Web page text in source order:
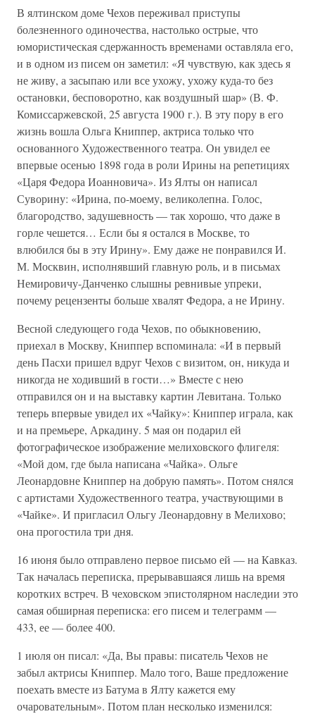
В ялтинском доме Чехов переживал приступы
болезненного одиночества, настолько острые, что
юмористическая сдержанность временами оставляла его,
и в одном из писем он заметил: «Я чувствую, как здесь я
не живу, а засыпаю или все ухожу, ухожу куда-то без
остановки, бесповоротно, как воздушный шар» (В. Ф.
Комиссаржевской, 25 августа 1900 г.). В эту пору в его
жизнь вошла Ольга Книппер, актриса только что
основанного Художественного театра. Он увидел ее
впервые осенью 1898 года в роли Ирины на репетициях
«Царя Федора Иоанновича». Из Ялты он написал
Суворину: «Ирина, по-моему, великолепна. Голос,
благородство, задушевность — так хорошо, что даже в
горле чешется… Если бы я остался в Москве, то
влюбился бы в эту Ирину». Ему даже не понравился И.
М. Москвин, исполнявший главную роль, и в письмах
Немировичу-Данченко слышны ревнивые упреки,
почему рецензенты больше хвалят Федора, а не Ирину.
Весной следующего года Чехов, по обыкновению,
приехал в Москву, Книппер вспоминала: «И в первый
день Пасхи пришел вдруг Чехов с визитом, он, никуда и
никогда не ходивший в гости…» Вместе с нею
отправился он и на выставку картин Левитана. Только
теперь впервые увидел их «Чайку»: Книппер играла, как
и на премьере, Аркадину. 5 мая он подарил ей
фотографическое изображение мелиховского флигеля:
«Мой дом, где была написана «Чайка». Ольге
Леонардовне Книппер на добрую память». Потом снялся
с артистами Художественного театра, участвующими в
«Чайке». И пригласил Ольгу Леонардовну в Мелихово;
она прогостила три дня.
16 июня было отправлено первое письмо ей — на Кавказ.
Так началась переписка, прерывавшаяся лишь на время
коротких встреч. В чеховском эпистолярном наследии это
самая обширная переписка: его писем и телеграмм —
433, ее — более 400.
1 июля он писал: «Да, Вы правы: писатель Чехов не
забыл актрисы Книппер. Мало того, Ваше предложение
поехать вместе из Батума в Ялту кажется ему
очаровательным». Потом план несколько изменился: